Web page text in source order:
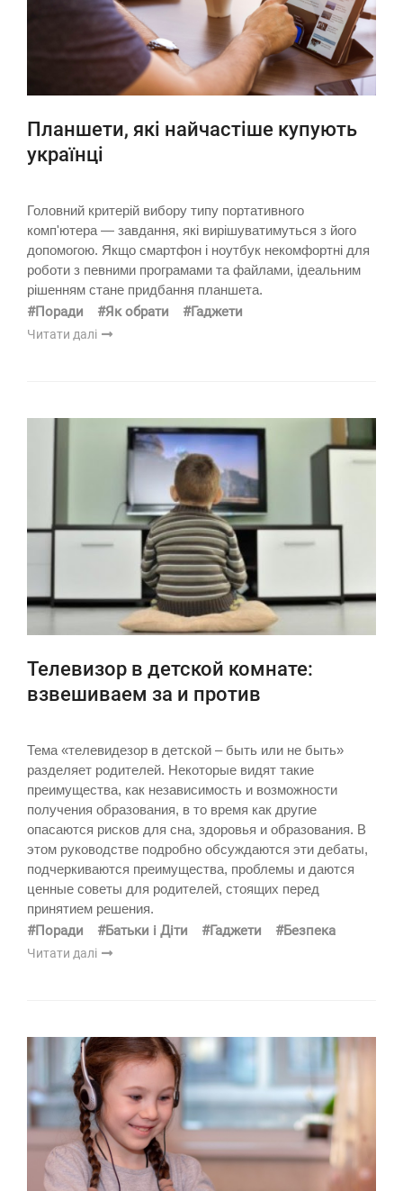
Планшети, які найчастіше купують
українці
Головний критерій вибору типу портативного
комп'ютера — завдання, які вирішуватимуться з його
допомогою. Якщо смартфон і ноутбук некомфортні для
роботи з певними програмами та файлами, ідеальним
рішенням стане придбання планшета.
#Поради #Як обрати #Гаджети
Читати далі
Телевизор в детской комнате:
взвешиваем за и против
Тема «телевидезор в детской – быть или не быть»
разделяет родителей. Некоторые видят такие
преимущества, как независимость и возможности
получения образования, в то время как другие
опасаются рисков для сна, здоровья и образования. В
этом руководстве подробно обсуждаются эти дебаты,
подчеркиваются преимущества, проблемы и даются
ценные советы для родителей, стоящих перед
принятием решения.
#Поради #Батьки і Діти #Гаджети #Безпека
Читати далі